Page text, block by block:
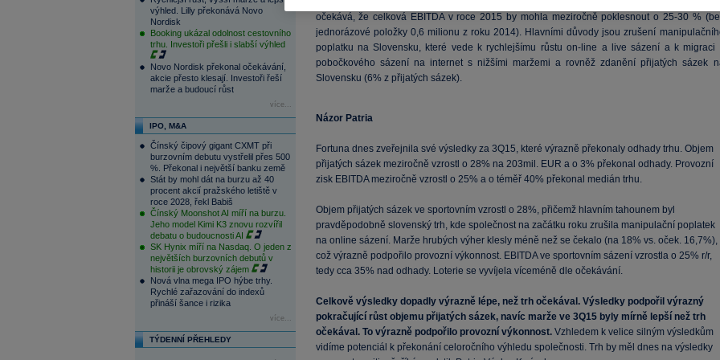
výhled. Lilly překonává Novo
Nordisk
Booking ukázal odolnost cestovního
trhu. Investoři přešli i slabší výhled
Novo Nordisk překonal očekávání,
akcie přesto klesají. Investoři řeší
marže a budoucí růst
více...
IPO, M&A
Čínský čipový gigant CXMT při
burzovním debutu vystřelil přes 500
%. Překonal i největší banku země
Stát by mohl dát na burzu až 40
procent akcií pražského letiště v
roce 2028, řekl Babiš
Čínský Moonshot AI míří na burzu.
Jeho model Kimi K3 znovu rozvířil
debatu o budoucnosti AI
SK Hynix míří na Nasdaq. O jeden z
největších burzovních debutů v
historii je obrovský zájem
Nová vlna mega IPO hýbe trhy.
Rychlé zařazování do indexů
přináší šance i rizika
více...
TÝDENNÍ PŘEHLEDY
očekává, že celková EBITDA v roce 2015 by mohla meziročně poklesnout o 25-30 %
jednorázové položky 0,6 milionu z roku 2014). Hlavními důvody jsou zrušení
poplatku na Slovensku, které vede k rychlejšímu růstu on-line a live sázení a k migraci
pobočkového sázení na internet s nižšími maržemi a rovněž zdanění přijatých sázek
Slovensku (6% z přijatých sázek).
Názor Patria
Fortuna dnes zveřejnila své výsledky za 3Q15, které výrazně překonaly odhady trhu. Objem
přijatých sázek meziročně vzrostl o 28% na 203mil. EUR a o 3% překonal odhady. Provozní
zisk EBITDA meziročně vzrostl o 25% a o téměř 40% překonal medián trhu.
Objem přijatých sázek ve sportovním vzrostl o 28%, přičemž hlavním tahounem byl
pravděpodobně slovenský trh, kde společnost na začátku roku zrušila manipulační poplatek
na online sázení. Marže hrubých výher klesly méně než se čekalo (na 18% vs. oček. 16,7%),
což výrazně podpořilo provozní výkonnost. EBITDA ve sportovním sázení vzrostla o 25% r/r,
tedy cca 35% nad odhady. Loterie se vyvíjela víceméně dle očekávání.
Celkově výsledky dopadly výrazně lépe, než trh očekával. Výsledky podpořil výrazný
pokračující růst objemu přijatých sázek, navíc marže ve 3Q15 byly mírně lepší než trh
očekával. To výrazně podpořilo provozní výkonnost.Vzhledem k velice silným výsledkům
vidíme potenciál k překonání celoročního výhledu společnosti. Trh by měl dnes na výsledky